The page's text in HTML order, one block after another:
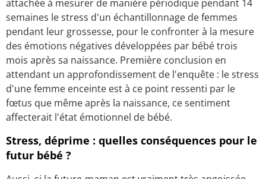
attachée à mesurer de manière périodique pendant 14
semaines le stress d'un échantillonnage de femmes
pendant leur grossesse, pour le confronter à la mesure
des émotions négatives développées par bébé trois
mois après sa naissance. Première conclusion en
attendant un approfondissement de l'enquête : le stress
d'une femme enceinte est à ce point ressenti par le
fœtus que même après la naissance, ce sentiment
affecterait l'état émotionnel de bébé.
Stress, déprime : quelles conséquences pour le
futur bébé ?